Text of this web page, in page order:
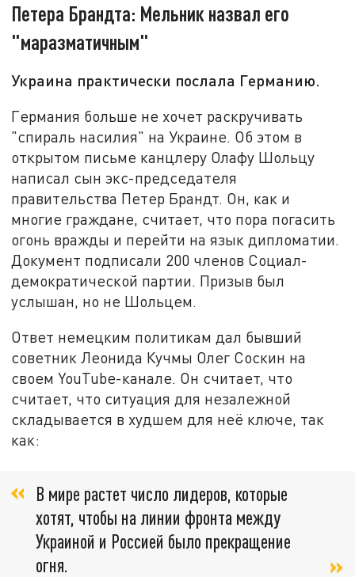
Петера Брандта: Мельник назвал его
"маразматичным"
Украина практически послала Германию.
Германия больше не хочет раскручивать
"спираль насилия" на Украине. Об этом в
открытом письме канцлеру Олафу Шольцу
написал сын экс-председателя
правительства Петер Брандт. Он, как и
многие граждане, считает, что пора погасить
огонь вражды и перейти на язык дипломатии.
Документ подписали 200 членов Социал-
демократической партии. Призыв был
услышан, но не Шольцем.
Ответ немецким политикам дал бывший
советник Леонида Кучмы Олег Соскин на
своем YouTube-канале. Он считает, что
считает, что ситуация для незалежной
складывается в худшем для неё ключе, так
как:
В мире растет число лидеров, которые
хотят, чтобы на линии фронта между
Украиной и Россией было прекращение
огня.